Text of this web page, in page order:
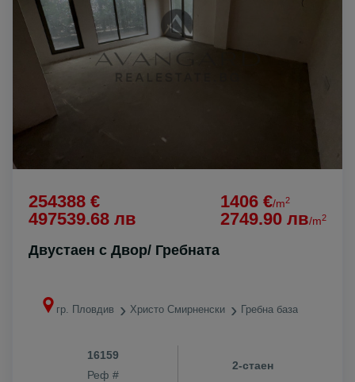
254388 €
497539.68 лв
1406 €/m2
2749.90 лв/m2
Двустаен с Двор/ Гребната
гр. Пловдив Христо Смирненски Гребна база
16159
Реф #
2-стаен